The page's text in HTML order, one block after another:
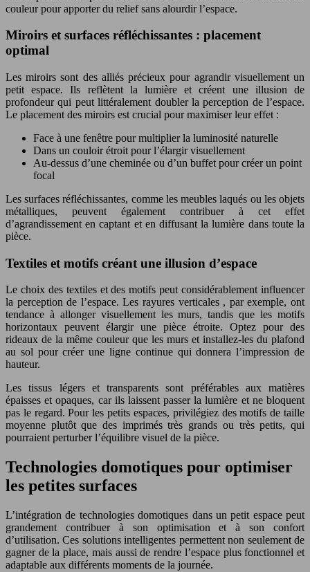
couleur pour apporter du relief sans alourdir l’espace.
Miroirs et surfaces réfléchissantes : placement
optimal
Les miroirs sont des alliés précieux pour agrandir visuellement un
petit espace. Ils reflètent la lumière et créent une illusion de
profondeur qui peut littéralement doubler la perception de l’espace.
Le placement des miroirs est crucial pour maximiser leur effet :
Face à une fenêtre pour multiplier la luminosité naturelle
Dans un couloir étroit pour l’élargir visuellement
Au-dessus d’une cheminée ou d’un buffet pour créer un point
focal
Les surfaces réfléchissantes, comme les meubles laqués ou les objets
métalliques, peuvent également contribuer à cet effet
d’agrandissement en captant et en diffusant la lumière dans toute la
pièce.
Textiles et motifs créant une illusion d’espace
Le choix des textiles et des motifs peut considérablement influencer
la perception de l’espace. Les rayures verticales , par exemple, ont
tendance à allonger visuellement les murs, tandis que les motifs
horizontaux peuvent élargir une pièce étroite. Optez pour des
rideaux de la même couleur que les murs et installez-les du plafond
au sol pour créer une ligne continue qui donnera l’impression de
hauteur.
Les tissus légers et transparents sont préférables aux matières
épaisses et opaques, car ils laissent passer la lumière et ne bloquent
pas le regard. Pour les petits espaces, privilégiez des motifs de taille
moyenne plutôt que des imprimés très grands ou très petits, qui
pourraient perturber l’équilibre visuel de la pièce.
Technologies domotiques pour optimiser
les petites surfaces
L’intégration de technologies domotiques dans un petit espace peut
grandement contribuer à son optimisation et à son confort
d’utilisation. Ces solutions intelligentes permettent non seulement de
gagner de la place, mais aussi de rendre l’espace plus fonctionnel et
adaptable aux différents moments de la journée.